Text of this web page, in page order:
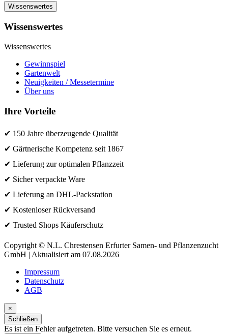
Wissenswertes
Wissenswertes
Wissenswertes
Gewinnspiel
Gartenwelt
Neuigkeiten / Messetermine
Über uns
Ihre Vorteile
✔ 150 Jahre überzeugende Qualität
✔ Gärtnerische Kompetenz seit 1867
✔ Lieferung zur optimalen Pflanzzeit
✔ Sicher verpackte Ware
✔ Lieferung an DHL-Packstation
✔ Kostenloser Rückversand
✔ Trusted Shops Käuferschutz
Copyright © N.L. Chrestensen Erfurter Samen- und Pflanzenzucht
GmbH | Aktualisiert am 07.08.2026
Impressum
Datenschutz
AGB
×
Schließen
Es ist ein Fehler aufgetreten. Bitte versuchen Sie es erneut.